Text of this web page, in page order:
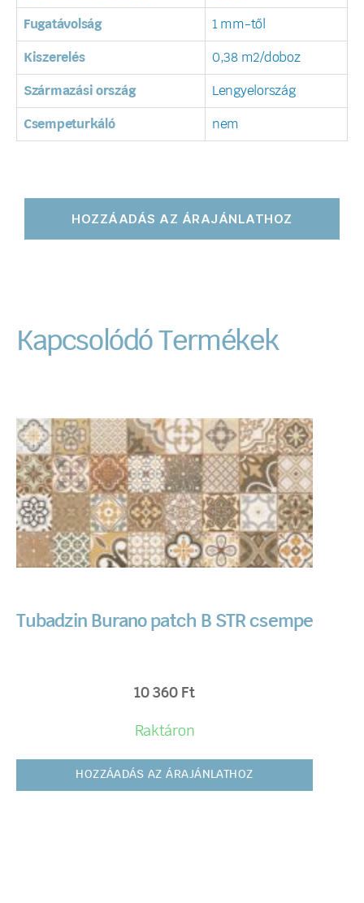
Fugatávolság 1 mm-től
Kiszerelés 0,38 m2/doboz
Származási ország Lengyelország
Csempeturkáló nem
HOZZÁADÁS AZ ÁRAJÁNLATHOZ
Kapcsolódó Termékek
Tubadzin Burano patch B STR csempe
10 360 Ft
Raktáron
HOZZÁADÁS AZ ÁRAJÁNLATHOZ